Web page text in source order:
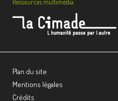
Ressources multimédia
Plan du site
Mentions légales
Crédits